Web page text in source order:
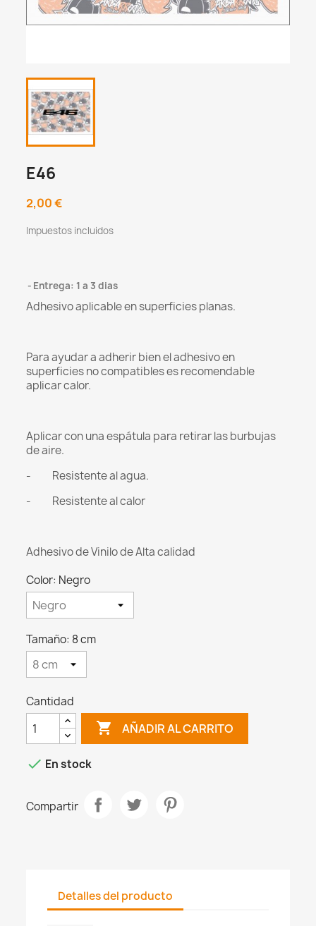
E46
2,00 €
Impuestos incluidos
Entrega: 1 a 3 dias
Adhesivo aplicable en superficies planas.
Para ayudar a adherir bien el adhesivo en
superficies no compatibles es recomendable
aplicar calor.
Aplicar con una espátula para retirar las burbujas
de aire.
- Resistente al agua.
- Resistente al calor
Adhesivo de Vinilo de Alta calidad
Color: Negro
Tamaño: 8 cm
Cantidad
 AÑADIR AL CARRITO
 En stock
Compartir
Detalles del producto